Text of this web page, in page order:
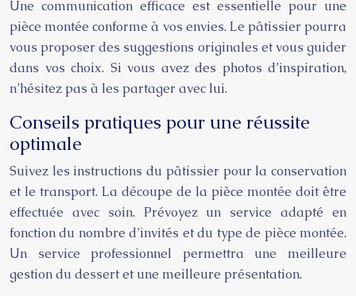
Une communication efficace est essentielle pour une
pièce montée conforme à vos envies. Le pâtissier pourra
vous proposer des suggestions originales et vous guider
dans vos choix. Si vous avez des photos d’inspiration,
n’hésitez pas à les partager avec lui.
Conseils pratiques pour une réussite
optimale
Suivez les instructions du pâtissier pour la conservation
et le transport. La découpe de la pièce montée doit être
effectuée avec soin. Prévoyez un service adapté en
fonction du nombre d’invités et du type de pièce montée.
Un service professionnel permettra une meilleure
gestion du dessert et une meilleure présentation.